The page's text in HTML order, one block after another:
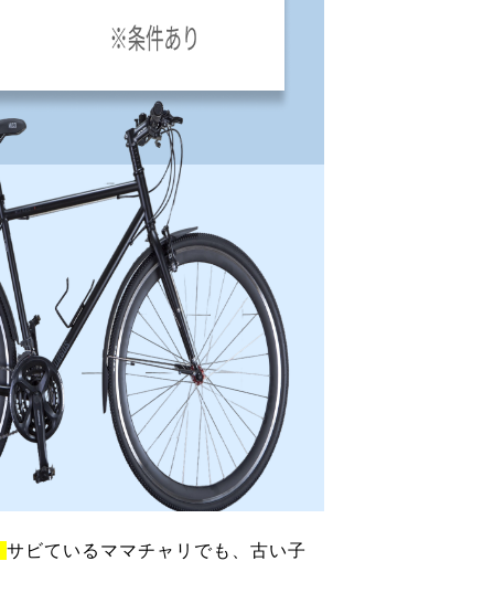
サビているママチャリでも、古い子